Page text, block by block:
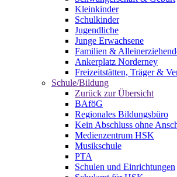
Kleinkinder
Schulkinder
Jugendliche
Junge Erwachsene
Familien &
Ankerplatz Norderney
Freizeitstätten, Träger &
Schule/Bildung
Zurück zur Übersicht
BAföG
Regionales Bildungsbüro
Kein Abschluss ohne
Medienzentrum HSK
Musikschule
PTA
Schulen und Einrichtungen